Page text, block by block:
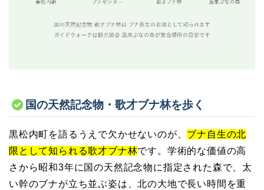
国の天然記念物・歌才ブナ林を歩く
黒松内町を語るうえで欠かせないのが、 ブナ自生の北
限として知られる歌才ブナ林です。学術的な価値の高
さから昭和3年に国の天然記念物に指定された森で、太
い幹のブナが立ち並ぶ姿は、北の大地で長い時間を重